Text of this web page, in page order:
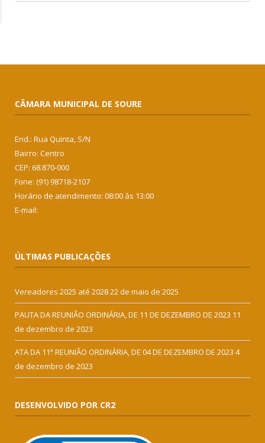
CÂMARA MUNICIPAL DE SOURE
End.: Rua Quinta, S/N
Bairro: Centro
CEP: 68.870-000
Fone: (91) 98718-2107
Horário de atendimento: 08:00 às 13:00
E-mail:
ÚLTIMAS PUBLICAÇÕES
Vereadores 2025 até 202822 de maio de 2025
PAUTA DA REUNIÃO ORDINÁRIA, DE 11 DE DEZEMBRO DE 2023 11
de dezembro de 2023
ATA DA 11ª REUNIÃO ORDINÁRIA, DE 04 DE DEZEMBRO DE 2023 4
de dezembro de 2023
DESENVOLVIDO POR CR2